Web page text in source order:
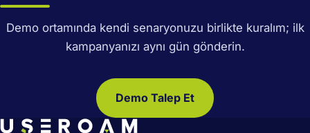
Demo ortamında kendi senaryonuzu birlikte kuralım; ilk
kampanyanızı aynı gün gönderin.
Demo Talep Et